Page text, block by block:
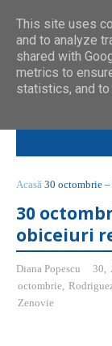
Acasă 30 octombrie
30
obiceiuri
Diana Popescu 30,
octombrie,
Zenovie
This site uses
and to analyze
shared with
metrics to
statistics, and